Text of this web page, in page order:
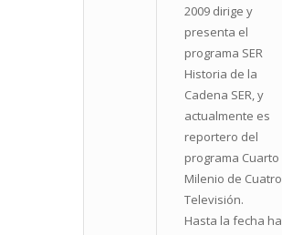
2009 dirige y
presenta el
programa SER
Historia de la
Cadena SER, y
actualmente es
reportero del
programa Cuarto
Milenio de Cuatro
Televisión.
Hasta la fecha ha